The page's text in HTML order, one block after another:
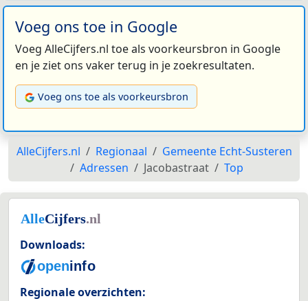
Voeg ons toe in Google
Voeg AlleCijfers.nl toe als voorkeursbron in Google
en je ziet ons vaker terug in je zoekresultaten.
Voeg ons toe als voorkeursbron
AlleCijfers.nl Regionaal
Gemeente Echt-Susteren
Adressen
Jacobastraat Top
Downloads:
Regionale overzichten: